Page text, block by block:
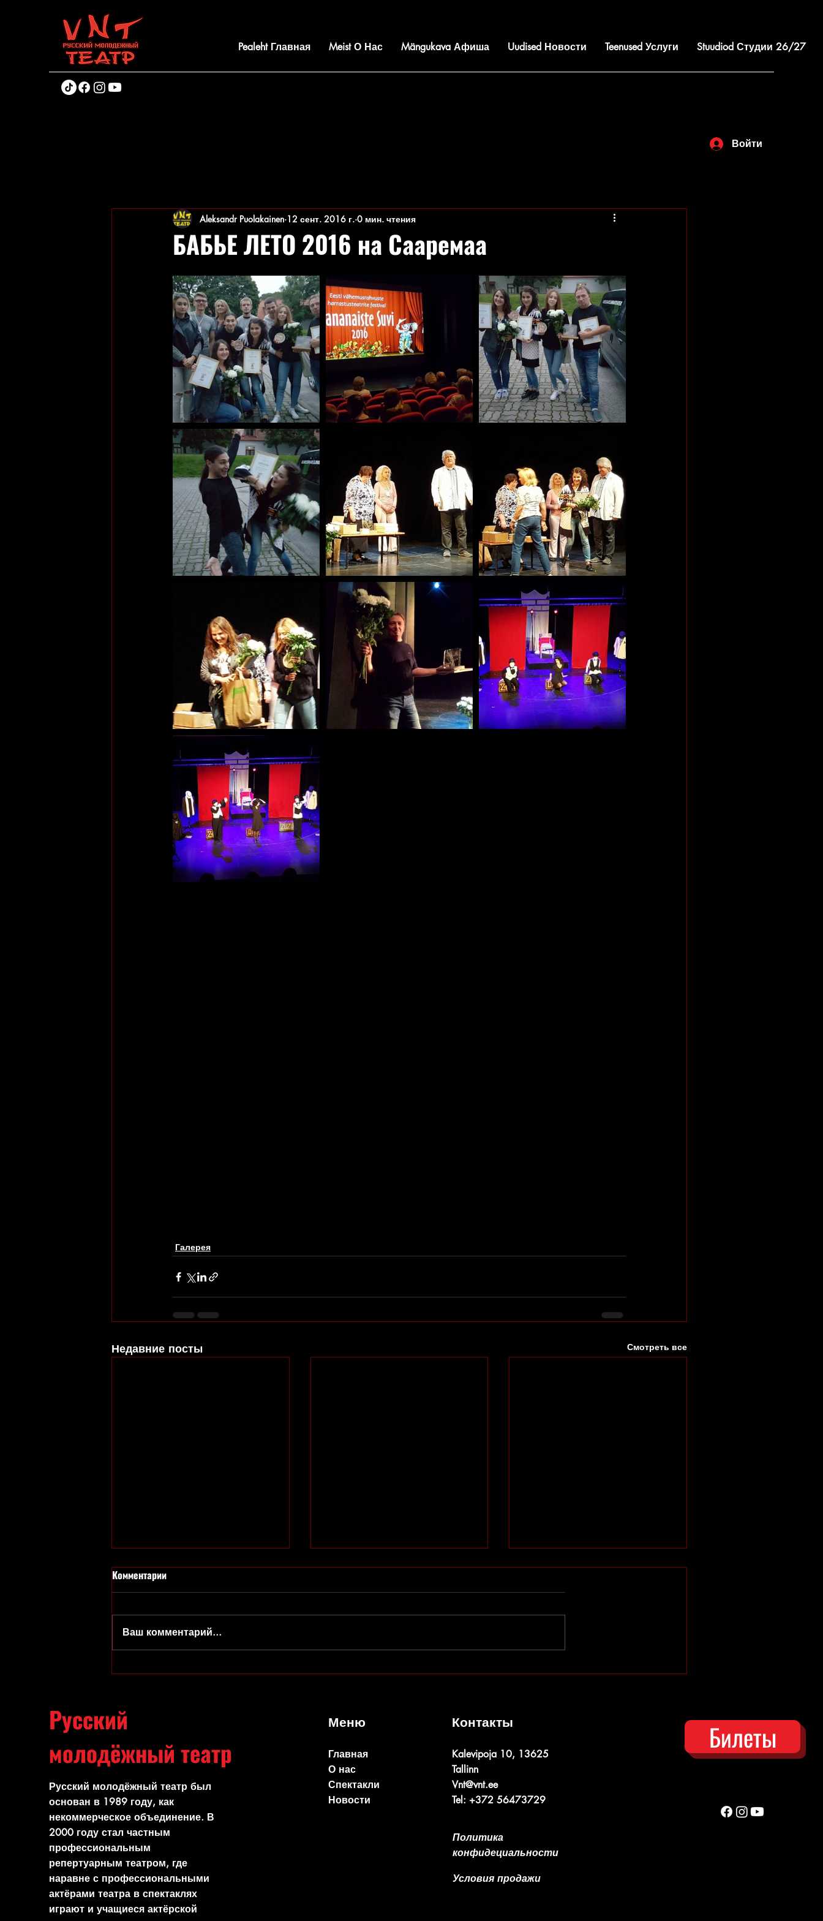
Pealeht Главная Meist О Нас Mängukava Афиша Uudised Новости Teenused Услуги Stuudiod Студии 26/27
Войти
БАБЬЕ ЛЕТО 2016 на Сааремаа
Aleksandr Puolakainen 12 сент. 2016 г. 0 мин. чтения
Галерея
Недавние посты Смотреть все
Премьера Дюймовочки!
Приключения Буратино в
Премьера БЛЮЗ НА КОНЧИКЕ
Комментарии
Ваш комментарий...
Русский
молодёжный театр
Русский молодёжный театр был
основан в 1989 году, как
некоммерческое объединение. В
2000 году стал частным
профессиональным
репертуарным театром, где
наравне с профессиональными
актёрами театра в спектаклях
играют и учащиеся актёрской
Меню
Главная
О нас
Спектакли
Новости
Контакты
Kalevipoja 10, 13625
Tallinn
Vnt@vnt.ee
Tel: +372 56473729
Политика
конфидециальности
Условия продажи
Билеты